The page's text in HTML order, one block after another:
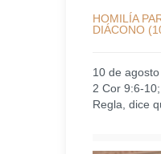
HOMILÍA
DIÁCONO
10 de
2 Cor 9:6-
Regla, dice